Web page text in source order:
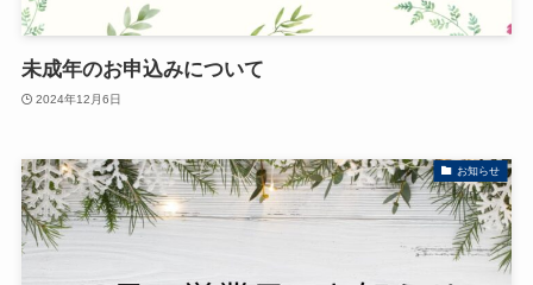
未成年のお申込みについて
2024年12月6日
お知らせ